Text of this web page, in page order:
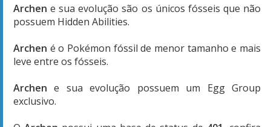
Archene sua evolução são os únicos fósseis que não
possuem Hidden Abilities.
Archen é o Pokémon fóssil de menor tamanho e mais
leve entre os fósseis.
Archene sua evolução possuem um Egg Group
exclusivo.